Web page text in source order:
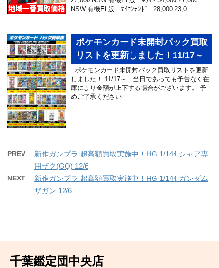
NSW 有機EL版 ﾏｲﾆﾝﾃﾝﾄﾞｰ 28,000 23,0 …
ポケモンカード未開封パック買取
リストを更新しました！11/17～
ポケモンカード未開封パック買取リストを更新
しました！ 11/17～ 当日であっても予告なく在
庫により金額が上下する場合がございます。 予
めご了承ください
PREV
新作ガンプラ 超高額買取実施中！HG 1/144 シャア専
用ザク(GQ) 12/6
NEXT
新作ガンプラ 超高額買取実施中！HG 1/144 ガンダム
ザガン 12/6
千葉鑑定団中央店